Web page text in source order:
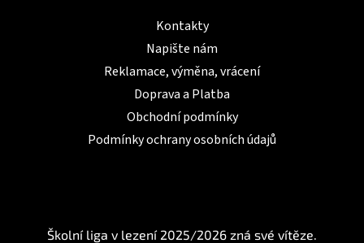
Kontakty
Napište nám
Reklamace, výměna, vrácení
Doprava a Platba
Obchodní podmínky
Podmínky ochrany osobních údajů
Školní liga v lezení 2025/2026 zná své vítěze.